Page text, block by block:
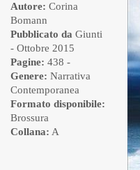
Autore: Corina
Bomann
Pubblicato da Giunti
- Ottobre 2015
Pagine: 438 -
Genere: Narrativa
Contemporanea
Formato disponibile:
Brossura
Collana: A